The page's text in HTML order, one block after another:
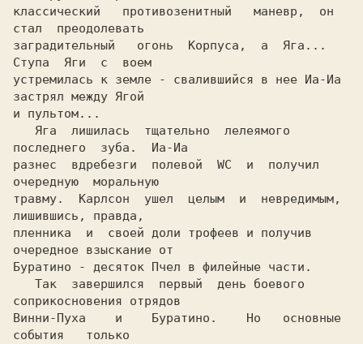
классический   противозенитный   маневр,  он
стал  преодолевать
заградительный   огонь  Корпуса,  а  Яга...
Ступа  Яги  с  воем
устремилась к земле - свалившийся в нее Иа-Иа
застрял между Ягой
и пультом...
последнего  зуба.  Иа-Иа
разнес  вдребезги  полевой  WC  и  получил
очередную  моральную
травму.  Карлсон  ушел  целым  и  невредимым,
лишившись, правда,
пленника  и  своей доли трофеев и получив
очередное взыскание от
Буратино - десяток Пчел в филейные части.
соприкосновения отрядов
Винни-Пуха    и    Буратино.    Hо   основные
события   только